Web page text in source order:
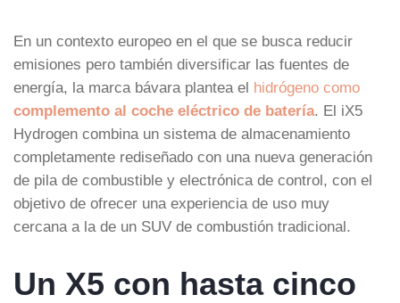
En un contexto europeo en el que se busca reducir
emisiones pero también diversificar las fuentes de
energía, la marca bávara plantea el hidrógeno como
complemento al coche eléctrico de batería. El iX5
Hydrogen combina un sistema de almacenamiento
completamente rediseñado con una nueva generación
de pila de combustible y electrónica de control, con el
objetivo de ofrecer una experiencia de uso muy
cercana a la de un SUV de combustión tradicional.
Un X5 con hasta cinco